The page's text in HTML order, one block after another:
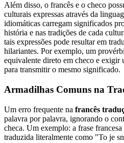
Além disso, o francês e o checo
culturais expressas através da
idiomáticas carregam significados
história e nas tradições de cada
tais expressões pode resultar em
hilariantes. Por exemplo, um
equivalente direto em checo e exigir
para transmitir o mesmo significado.
Armadilhas Comuns na
Um erro frequente na francês
palavra por palavra, ignorando o
checa. Um exemplo: a frase
traduzida literalmente como "To je